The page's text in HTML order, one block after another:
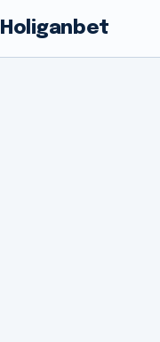
Holiganbet